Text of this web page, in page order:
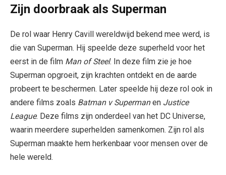
Zijn doorbraak als Superman
De rol waar Henry Cavill wereldwijd bekend mee werd, is
die van Superman. Hij speelde deze superheld voor het
eerst in de film Man of Steel. In deze film zie je hoe
Superman opgroeit, zijn krachten ontdekt en de aarde
probeert te beschermen. Later speelde hij deze rol ook in
andere films zoals Batman v Supermanen Justice
League. Deze films zijn onderdeel van het DC Universe,
waarin meerdere superhelden samenkomen. Zijn rol als
Superman maakte hem herkenbaar voor mensen over de
hele wereld.